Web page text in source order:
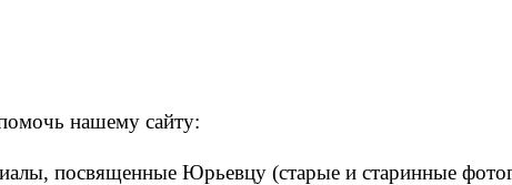
нашему сайту:
посвященные Юрьевцу (старые и старинные